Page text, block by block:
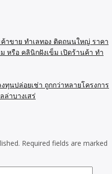
าขาย ทำเลทอง ติดถนนใหญ่ ราคา
หรือ คลินิกฝังเข็ม เปิดร้านค้า ทำ
ทุนปล่อยเช่า ถูกกว่าหลายโครงการ
ล่าบางเสร่
Required fields are marked